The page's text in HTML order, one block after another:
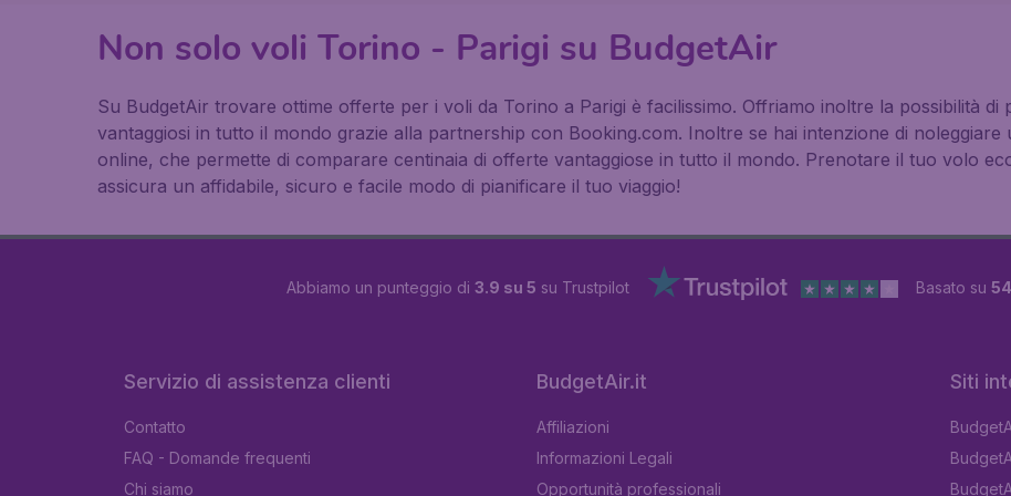
Non solo voli Torino - Parigi su BudgetAir
Su BudgetAir trovare ottime offerte per i voli da Torino a Parigi è facilissimo. Offriamo inoltre la possibilità
vantaggiosi in tutto il mondo grazie alla partnership con Booking.com. Inoltre se hai intenzione di
online, che permette di comparare centinaia di offerte vantaggiose in tutto il mondo. Prenotare il tuo volo
assicura un affidabile, sicuro e facile modo di pianificare il tuo viaggio!
Abbiamo un punteggio di 3.9 su 5 su Trustpilot Basato su
Servizio di assistenza clienti
Contatto
FAQ - Domande frequenti
Chi siamo
BudgetAir.it
Affiliazioni
Informazioni Legali
Opportunità professionali
Siti